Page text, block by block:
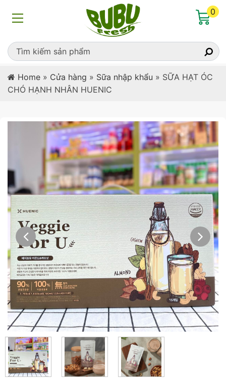
0
Home » Cửa hàng » Sữa nhập khẩu » SỮA HẠT ÓC
CHÓ HẠNH NHÂN HUENIC